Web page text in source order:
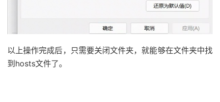
以上操作完成后，只需要关闭文件夹，就能够在文件夹中找
到hosts文件了。